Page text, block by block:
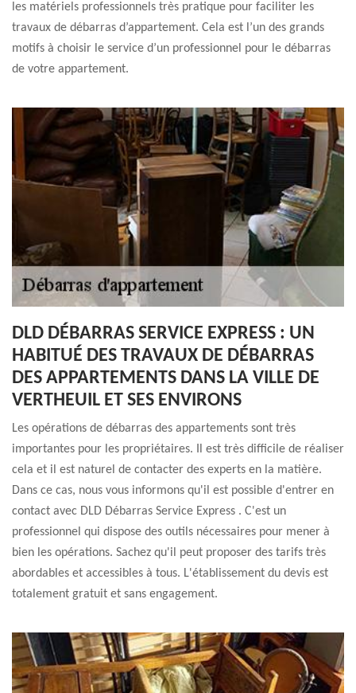
les matériels professionnels très pratique pour faciliter les
travaux de débarras d’appartement. Cela est l’un des grands
motifs à choisir le service d’un professionnel pour le débarras
de votre appartement.
DLD DÉBARRAS SERVICE EXPRESS : UN
HABITUÉ DES TRAVAUX DE DÉBARRAS
DES APPARTEMENTS DANS LA VILLE DE
VERTHEUIL ET SES ENVIRONS
Les opérations de débarras des appartements sont très
importantes pour les propriétaires. Il est très difficile de réaliser
cela et il est naturel de contacter des experts en la matière.
Dans ce cas, nous vous informons qu'il est possible d'entrer en
contact avec DLD Débarras Service Express . C'est un
professionnel qui dispose des outils nécessaires pour mener à
bien les opérations. Sachez qu'il peut proposer des tarifs très
abordables et accessibles à tous. L'établissement du devis est
totalement gratuit et sans engagement.